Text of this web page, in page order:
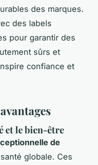
des marques.
des labels
pour garantir des
sûrs et
confiance et
et le bien-être
de
globale. Ces